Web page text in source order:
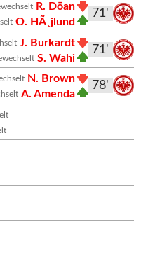
71'
R. Dōan
O. HÃ¸jlund
71'
J. Burkardt
S. Wahi
78'
N. Brown
A. Amenda